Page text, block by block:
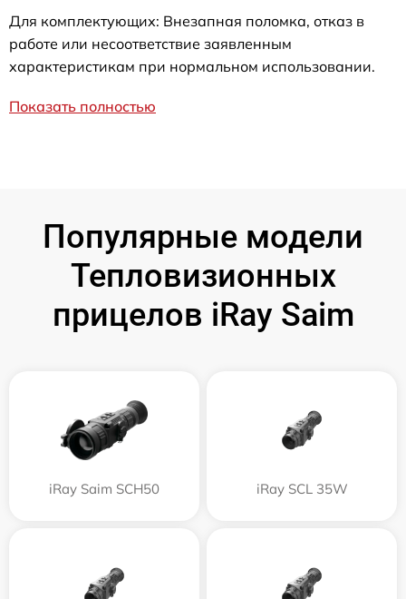
Для комплектующих: Внезапная поломка, отказ в
работе или несоответствие заявленным
характеристикам при нормальном использовании.
Показать полностью
Популярные модели
Тепловизионных
прицелов iRay Saim
iRay Saim SCH50 iRay SCL 35W